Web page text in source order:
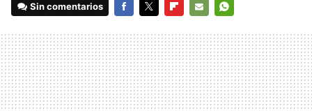
Sin comentarios
MAIL